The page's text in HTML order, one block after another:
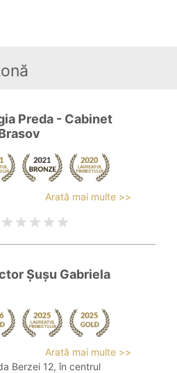
Preda - Cabinet
Arată mai multe >>
Șușu Gabriela
Arată mai multe >>
Berzei 12, în centrul